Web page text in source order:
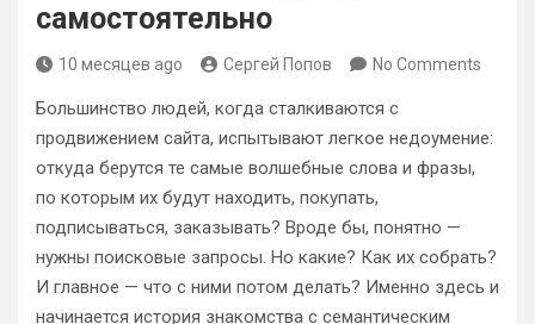
самостоятельно
10 месяцев ago Сергей Попов No Comments
Большинство людей, когда сталкиваются с
продвижением сайта, испытывают легкое недоумение:
откуда берутся те самые волшебные слова и фразы,
по которым их будут находить, покупать,
подписываться, заказывать? Вроде бы, понятно —
нужны поисковые запросы. Но какие? Как их собрать?
И главное — что с ними потом делать? Именно здесь и
начинается история знакомства с семантическим